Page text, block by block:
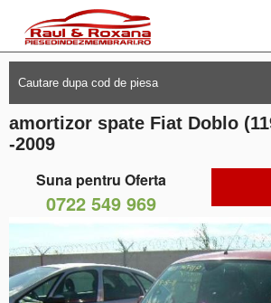
amortizor spate Fiat Doblo
-2009
Suna pentru Oferta
0722 549 969